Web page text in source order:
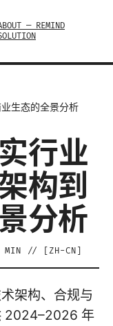
— REMIND
生态的全景分析
行业
构到
分析
MIN // [ ZH-CN
架构、合规与
2024–2026 年